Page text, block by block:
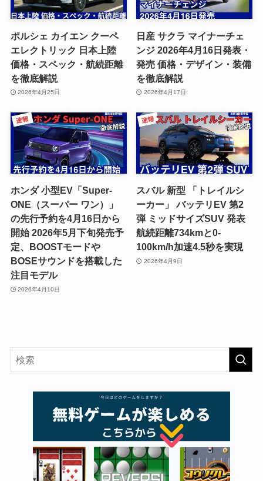
ポルシェ カイエン クーペ
エレクトリック 日本上陸
価格・スペック・航続距離
を徹底解説
2026年4月25日
日産 サクラ マイナーチェ
ンジ 2026年4月16日発表・
発売 価格・デザイン・装備
を徹底解説
2026年4月17日
ホンダ 小型EV「Super-
ONE（スーパー ワン）」
の先行予約を4月16日から
開始 2026年5月下旬発売予
定、BOOSTモードや
BOSEサウンドを搭載した
注目モデル
2026年4月10日
スバル 新型 「トレイルシ
ーカー」 バッテリEV 第2
弾 ミッドサイズSUV 発表
航続距離734kmと0-
100km/h加速4.5秒を実現
2026年4月9日